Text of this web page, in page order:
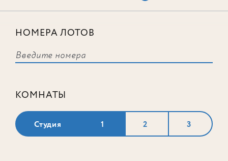
НОМЕРА ЛОТОВ
КОМНАТЫ
Студия 1 2 3
соответствует ни одного лота